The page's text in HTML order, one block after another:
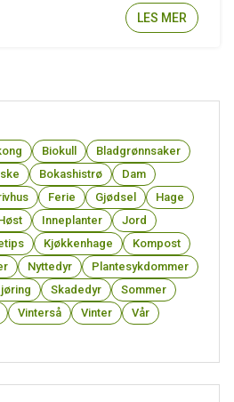
LES MER
Biokull
Bladgrønnsaker
Bokashistrø
Dam
Ferie Gjødsel
Hage
Inneplanter
Jord
Kjøkkenhage
Kompost
Nyttedyr
Plantesykdommer
Skadedyr
Sommer
Vinterså Vinter
Vår